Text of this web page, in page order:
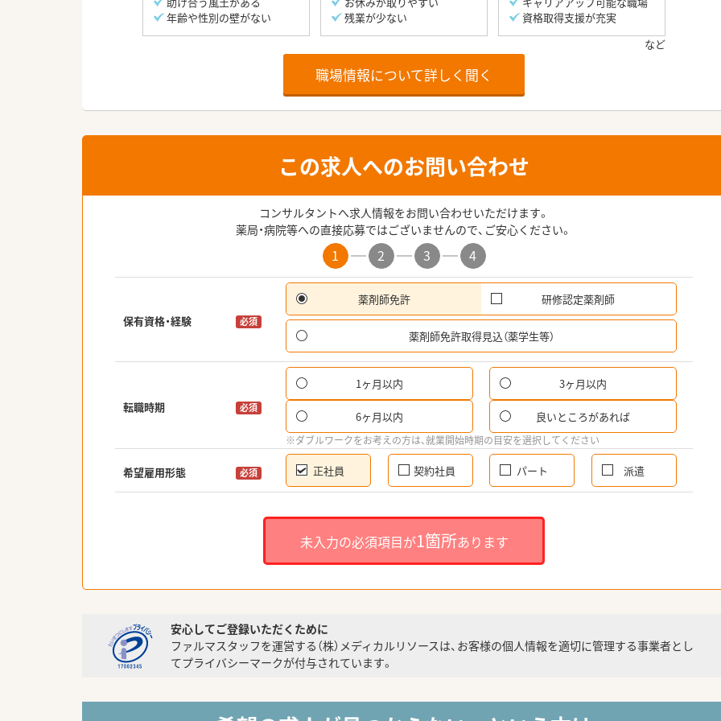
年齢や性別の壁がない
残業が少ない
資格取得支援が充実
職場情報について詳しく聞く
この求人へのお問い合わせ
コンサルタントへ求人情報をお問い合わせいただけます。
薬局・病院等への直接応募ではございませんので、ご安心ください。
1 2 3 4
保有資格・経験 必須
薬剤師免許 研修認定薬剤師
薬剤師免許取得見込（薬学生等）
転職時期 必須
1ヶ月以内 3ヶ月以内
6ヶ月以内 良いところがあれば
※ダブルワークをお考えの方は、就業開始時期の目安を選択してください
希望雇用形態 必須 正社員 契約社員 パート 派遣
未入力の必須項目が1箇所あります
安心してご登録いただくために
ファルマスタッフを運営する（株）メディカルリソースは、お客様の個人情報を適切に管理する事業者とし
てプライバシーマークが付与されています。